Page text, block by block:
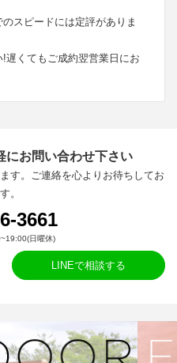
スピードには定評がありま
遅くてもご成約翌営業日にお
にお問い合わせ下さい
す。ご連絡を心よりお待ちしてお
。
3661
日曜休)
LINEで相談する